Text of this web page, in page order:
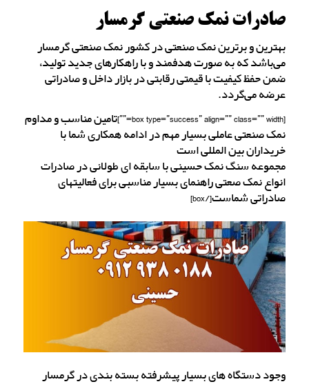
صادرات نمک صنعتی گرمسار
بهترین و برترین نمک صنعتی در کشور نمک صنعتی گرمسار
می‌باشد که به صورت هدفمند و با راهکارهای جدید تولید،
ضمن حفظ کیفیت با قیمتی رقابتی در بازار داخل و صادراتی
عرضه می‌گردد.
[box type=”success” align=”” class=”” width=””]تامین مناسب و مداوم
نمک صنعتی عاملی بسیار مهم در ادامه همکاری شما با
خریداران بین المللی است
مجموعه سنگ نمک حسینی با سابقه ای طولانی در صادرات
انواع نمک صعتی راهنمای بسیار مناسبی برای فعالیتهای
صادراتی شماست[/box]
وجود دستگاه های بسیار پیشرفته بسته بندی در گرمسار